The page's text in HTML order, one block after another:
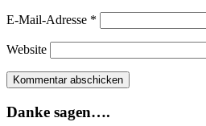
E-Mail-Adresse *
Website
Danke sagen….